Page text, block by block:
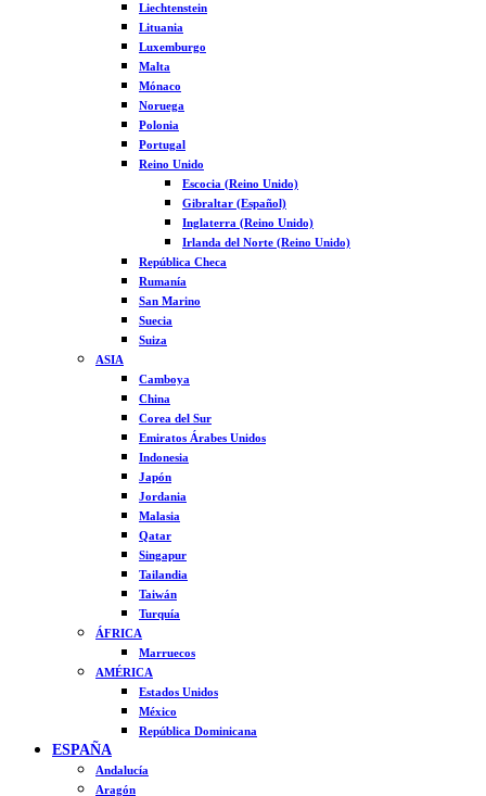
Liechtenstein
Lituania
Luxemburgo
Malta
Mónaco
Noruega
Polonia
Portugal
Reino Unido
Escocia (Reino Unido)
Gibraltar (Español)
Inglaterra (Reino Unido)
Irlanda del Norte (Reino Unido)
República Checa
Rumanía
San Marino
Suecia
Suiza
ASIA
Camboya
China
Corea del Sur
Emiratos Árabes Unidos
Indonesia
Japón
Jordania
Malasia
Qatar
Singapur
Tailandia
Taiwán
Turquía
ÁFRICA
Marruecos
AMÉRICA
Estados Unidos
México
República Dominicana
ESPAÑA
Andalucía
Aragón